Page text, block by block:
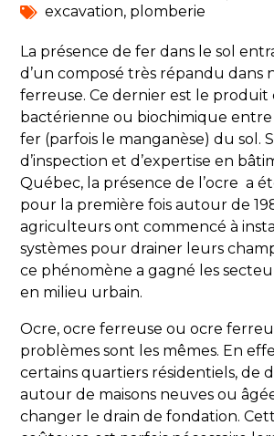
excavation, plomberie
La présence de fer dans le sol
d’un composé très répandu dans
ferreuse. Ce dernier est le produit
bactérienne ou biochimique entre
fer (parfois le manganèse) du sol.
d’inspection et d’expertise en
Québec, la présence de l’ocre a
pour la première fois autour de
agriculteurs ont commencé à
systèmes pour drainer leurs
ce phénomène a gagné les
en milieu urbain.
Ocre, ocre ferreuse ou ocre
problèmes sont les mêmes. En
certains quartiers résidentiels, de
autour de maisons neuves ou
changer le drain de fondation.